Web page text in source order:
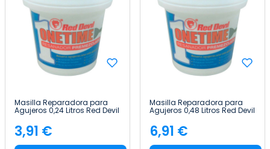
Masilla Reparadora para
Agujeros 0,24 Litros Red Devil
Precio
3,91 €
Masilla Reparadora para
Agujeros 0,48 Litros Red Devil
Precio
6,91 €